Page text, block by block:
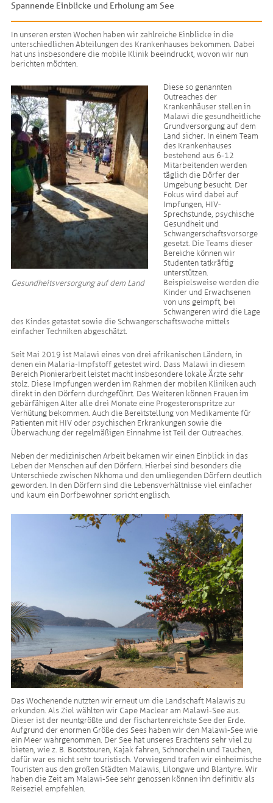
Spannende Einblicke und Erholung am See
In unseren ersten Wochen haben wir zahlreiche Einblicke in die
unterschiedlichen Abteilungen des Krankenhauses bekommen. Dabei
hat uns insbesondere die mobile Klinik beeindruckt, wovon wir nun
berichten möchten.
Gesundheitsversorgung auf dem Land
Diese so genannten
Outreaches der
Krankenhäuser stellen in
Malawi die gesundheitliche
Grundversorgung auf dem
Land sicher. In einem Team
des Krankenhauses
bestehend aus 6-12
Mitarbeitenden werden
täglich die Dörfer der
Umgebung besucht. Der
Fokus wird dabei auf
Impfungen, HIV-
Sprechstunde, psychische
Gesundheit und
Schwangerschaftsvorsorge
gesetzt. Die Teams dieser
Bereiche können wir
Studenten tatkräftig
unterstützen.
Beispielsweise werden die
Kinder und Erwachsenen
von uns geimpft, bei
Schwangeren wird die Lage
des Kindes getastet sowie die Schwangerschaftswoche mittels
einfacher Techniken abgeschätzt.
Seit Mai 2019 ist Malawi eines von drei afrikanischen Ländern, in
denen ein Malaria-Impfstoff getestet wird. Dass Malawi in diesem
Bereich Pionierarbeit leistet macht insbesondere lokale Ärzte sehr
stolz. Diese Impfungen werden im Rahmen der mobilen Kliniken auch
direkt in den Dörfern durchgeführt. Des Weiteren können Frauen im
gebärfähigen Alter alle drei Monate eine Progesteronspritze zur
Verhütung bekommen. Auch die Bereitstellung von Medikamente für
Patienten mit HIV oder psychischen Erkrankungen sowie die
Überwachung der regelmäßigen Einnahme ist Teil der Outreaches.
Neben der medizinischen Arbeit bekamen wir einen Einblick in das
Leben der Menschen auf den Dörfern. Hierbei sind besonders die
Unterschiede zwischen Nkhoma und den umliegenden Dörfern deutlich
geworden. In den Dörfern sind die Lebensverhältnisse viel einfacher
und kaum ein Dorfbewohner spricht englisch.
Das Wochenende nutzten wir erneut um die Landschaft Malawis zu
erkunden. Als Ziel wählten wir Cape Maclear am Malawi-See aus.
Dieser ist der neuntgrößte und der fischartenreichste See der Erde.
Aufgrund der enormen Größe des Sees haben wir den Malawi-See wie
ein Meer wahrgenommen. Der See hat unseres Erachtens sehr viel zu
bieten, wie z. B. Bootstouren, Kajak fahren, Schnorcheln und Tauchen,
dafür war es nicht sehr touristisch. Vorwiegend trafen wir einheimische
Touristen aus den großen Städten Malawis, Lilongwe und Blantyre. Wir
haben die Zeit am Malawi-See sehr genossen können ihn definitiv als
Reiseziel empfehlen.